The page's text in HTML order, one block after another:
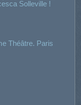
Solleville !
Théâtre. Paris